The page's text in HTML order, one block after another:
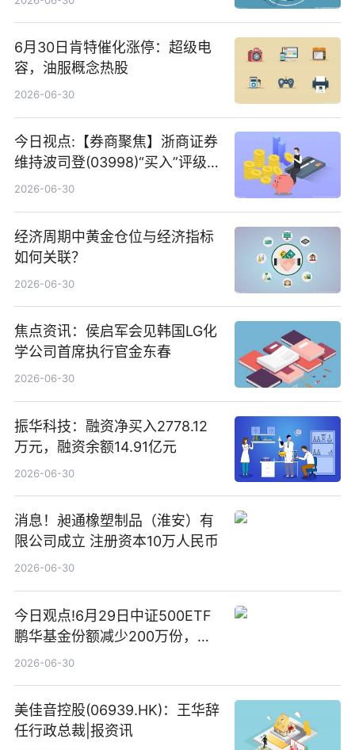
6月30日肯特催化涨停：超级电
容，油服概念热股
2026-06-30
今日视点:【券商聚焦】浙商证券
维持波司登(03998)“买入”评级
指其业绩高质量稳增长
2026-06-30
经济周期中黄金仓位与经济指标
如何关联？
2026-06-30
焦点资讯：侯启军会见韩国LG化
学公司首席执行官金东春
2026-06-30
振华科技：融资净买入2778.12
万元，融资余额14.91亿元
2026-06-30
消息！昶通橡塑制品（淮安）有
限公司成立 注册资本10万人民币
2026-06-30
今日观点!6月29日中证500ETF
鹏华基金份额减少200万份，重
仓股亨通光电、赤峰黄金、佰维
2026-06-30
美佳音控股(06939.HK)：王华辞
任行政总裁|报资讯